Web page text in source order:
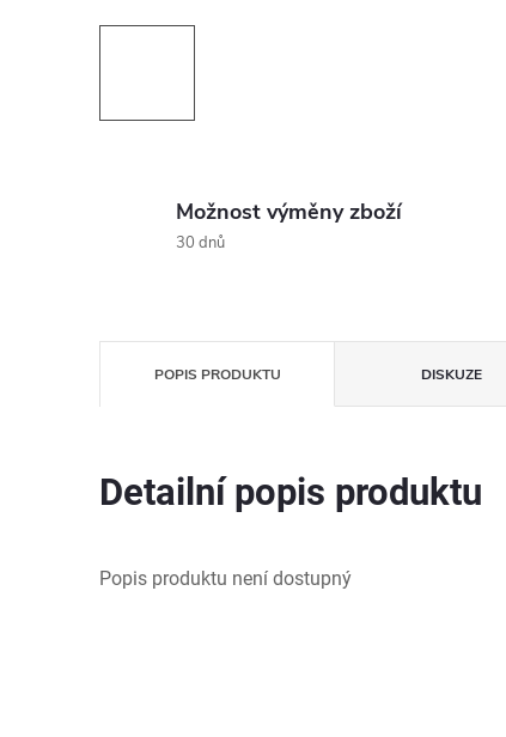
Možnost výměny zboží
30 dnů
POPIS PRODUKTU DISKUZE
Detailní popis produktu
Popis produktu není dostupný